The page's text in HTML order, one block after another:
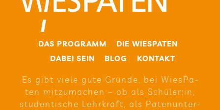
DAS PRO­GRAMM
DIE WIE­SPA­TEN
DABEI SEIN
BLOG KON­TAKT
Es gibt viele gute Gründe, bei Wie­sPa­
ten mit­zu­ma­chen – ob als Schüler:in,
stu­den­ti­sche Lehr­kraft, als Paten­un­ter­